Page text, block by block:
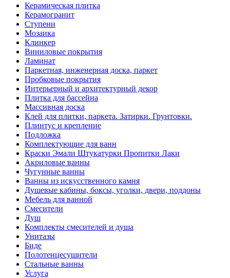
Керамическая плитка
Керамогранит
Ступени
Мозаика
Клинкер
Виниловые покрытия
Ламинат
Паркетная, инженерная доска, паркет
Пробковые покрытия
Интерьерный и архитектурный декор
Плитка для бассейна
Массивная доска
Клей для плитки, паркета. Затирки. Грунтовки.
Плинтус и крепление
Подложка
Комплектующие для ванн
Краски Эмали Штукатурки Пропитки Лаки
Акриловые ванны
Чугунные ванны
Ванны из искусственного камня
Душевые кабины, боксы, уголки, двери, поддоны
Мебель для ванной
Смесители
Душ
Комплекты смесителей и душа
Унитазы
Биде
Полотенцесушители
Стальные ванны
Услуга